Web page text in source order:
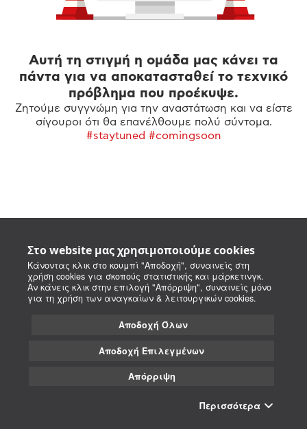
Στο website μας χρησιμοποιούμε cookies
Κάνοντας κλικ στο κουμπί "Αποδοχή", συναινείς στη
χρήση cookies για σκοπούς στατιστικής και μάρκετινγκ.
Αν κάνεις κλικ στην επιλογή "Απόρριψη", συναινείς μόνο
για τη χρήση των αναγκαίων & λειτουργικών cookies.
Αποδοχή Όλων
Αποδοχή Επιλεγμένων
Απόρριψη
Περισσότερα
Αυτή τη στιγμή η ομάδα μας κάνει τα
πάντα για να αποκατασταθεί το τεχνικό
πρόβλημα που προέκυψε.
Ζητούμε συγγνώμη για την αναστάτωση και να είστε
σίγουροι ότι θα επανέλθουμε πολύ σύντομα.
#staytuned #comingsoon